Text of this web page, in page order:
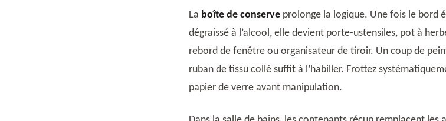
La boîte de conserve prolonge la logique. Une fois le bord
dégraissé à l’alcool, elle devient porte-ustensiles, pot à
rebord de fenêtre ou organisateur de tiroir. Un coup de
ruban de tissu collé suffit à l’habiller. Frottez
papier de verre avant manipulation.